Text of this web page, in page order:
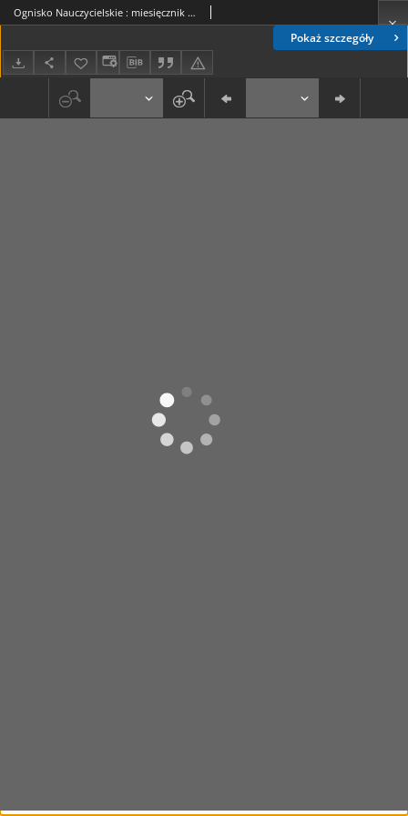
Pokaż szczegóły
Ognisko Nauczycielskie : miesięcznik poświęcony teorji i praktyce życia szkolnego, oświacie pozaszkolnej, zagadnieniom samokształcenia i regjonalizmu oraz sprawom społecznym i organizacyjnym. R. 6, 1934 Nr 5 (55)